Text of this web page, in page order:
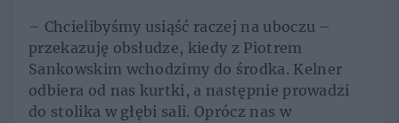
– Chcielibyśmy usiąść raczej na uboczu –
przekazuję obsłudze, kiedy z Piotrem
Sankowskim wchodzimy do środka. Kelner
odbiera od nas kurtki, a następnie prowadzi
do stolika w głębi sali. Oprócz nas w